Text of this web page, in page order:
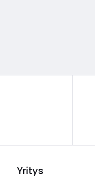
Yritys